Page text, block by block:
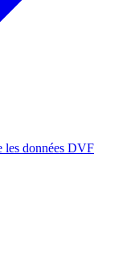
les données DVF